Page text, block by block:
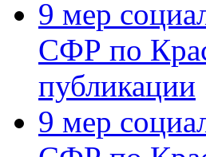
9 мер
СФР по
публикации
9 мер